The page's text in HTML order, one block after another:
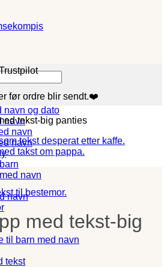
navn og dato
navn
navn
navn
navn
navn
til barn med navn
tekst
Trustpilot
før ordre blir sendt.❤️
tekst-big panties
med tekst-big